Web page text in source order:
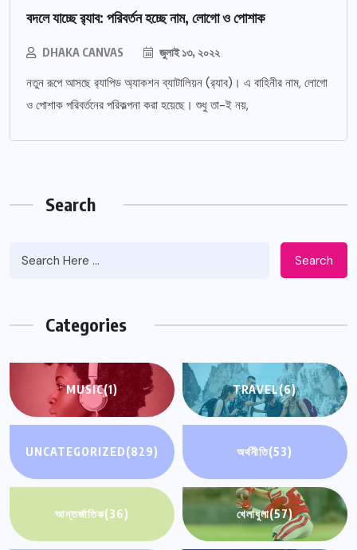
বদলে যাচ্ছে র‌্যাব: পরিবর্তন হচ্ছে নাম, লোগো ও পোশাক
DHAKA CANVAS জুলাই ১৩, ২০২২
নতুন রূপে আসছে র‌্যাপিড অ্যাকশন ব্যাটালিয়ন (র‌্যাব)। এ বাহিনীর নাম, লোগো
ও পোশাক পরিবর্তনের পরিকল্পনা করা হয়েছে। শুধু তা-ই নয়,
Search
Search
Categories
MUSIC(1) TRAVEL(6)
UNCATEGORIZED(829) অর্থনীতি(53)
আন্তর্জাতিক(36) খেলাধুলা(57)